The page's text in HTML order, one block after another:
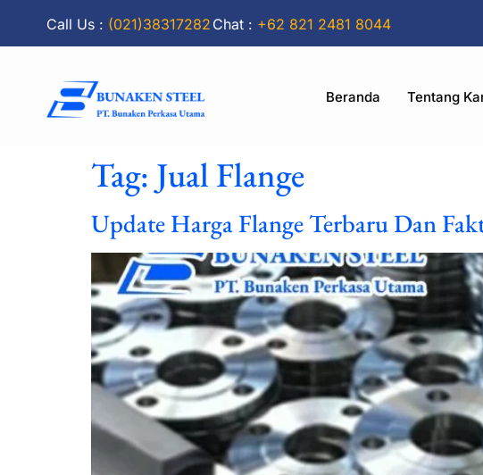
Call Us : (021)38317282 Chat : +62 821 2481 8044
Beranda Tentang
Tag: Jual Flange
Update Harga Flange Terbaru Dan